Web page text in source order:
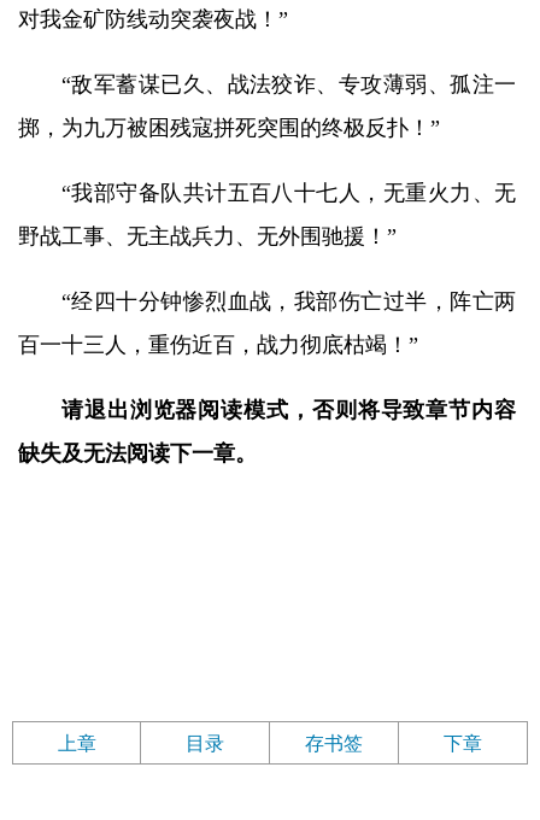
对我金矿防线动突袭夜战！”
“敌军蓄谋已久、战法狡诈、专攻薄弱、孤注一
掷，为九万被困残寇拼死突围的终极反扑！”
“我部守备队共计五百八十七人，无重火力、无
野战工事、无主战兵力、无外围驰援！”
“经四十分钟惨烈血战，我部伤亡过半，阵亡两
百一十三人，重伤近百，战力彻底枯竭！”
请退出浏览器阅读模式，否则将导致章节内容
缺失及无法阅读下一章。
上章 目录 存书签 下章